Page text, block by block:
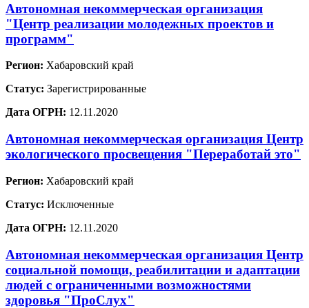
Автономная некоммерческая организация
"Центр реализации молодежных проектов и
программ"
Регион: Хабаровский край
Статус: Зарегистрированные
Дата ОГРН: 12.11.2020
Автономная некоммерческая организация Центр
экологического просвещения "Переработай это"
Регион: Хабаровский край
Статус: Исключенные
Дата ОГРН: 12.11.2020
Автономная некоммерческая организация Центр
социальной помощи, реабилитации и адаптации
людей с ограниченными возможностями
здоровья "ПроСлух"